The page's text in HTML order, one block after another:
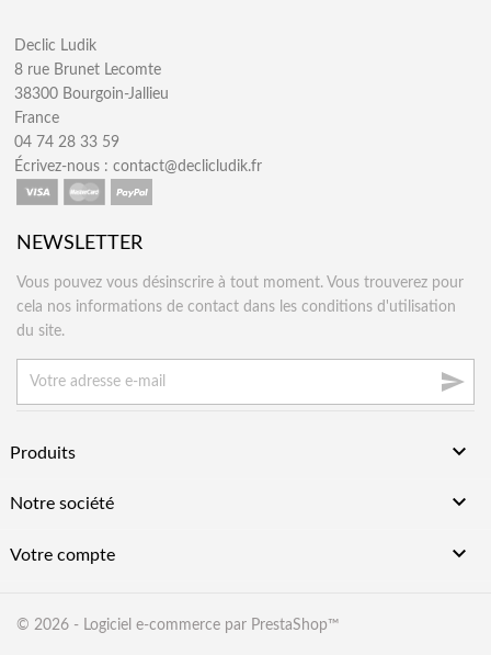
Declic Ludik
8 rue Brunet Lecomte
38300 Bourgoin-Jallieu
France
04 74 28 33 59
Écrivez-nous :contact@declicludik.fr
NEWSLETTER
Vous pouvez vous désinscrire à tout moment. Vous trouverez pour
cela nos informations de contact dans les conditions d'utilisation
du site.

Produits 
Notre société 
Votre compte 
© 2026 - Logiciel e-commerce par PrestaShop™